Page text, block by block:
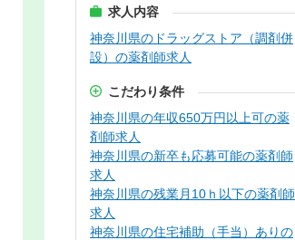
求人内容
神奈川県のドラッグストア（調剤併
設）の薬剤師求人
こだわり条件
神奈川県の年収650万円以上可の薬
剤師求人
神奈川県の新卒も応募可能の薬剤師
求人
神奈川県の残業月10ｈ以下の薬剤師
求人
神奈川県の住宅補助（手当）ありの